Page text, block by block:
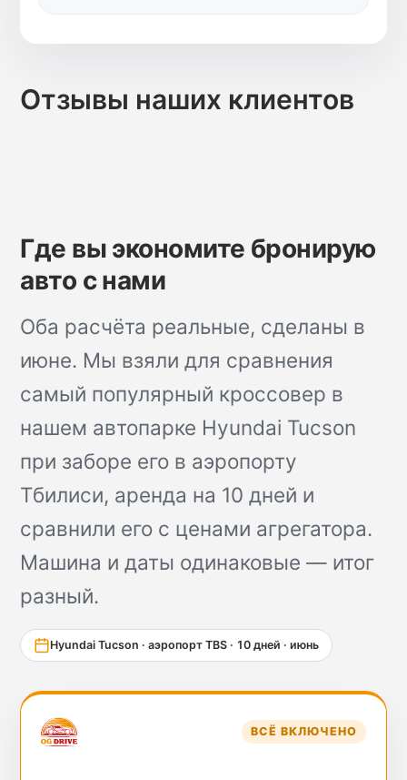
Отзывы наших клиентов
Где вы экономите бронирую
авто с нами
Оба расчёта реальные, сделаны в
июне. Мы взяли для сравнения
самый популярный кроссовер в
нашем автопарке Hyundai Tucson
при заборе его в аэропорту
Тбилиси, аренда на 10 дней и
сравнили его с ценами агрегатора.
Машина и даты одинаковые — итог
разный.
Hyundai Tucson · аэропорт TBS · 10 дней · июнь
ВСЁ ВКЛЮЧЕНО